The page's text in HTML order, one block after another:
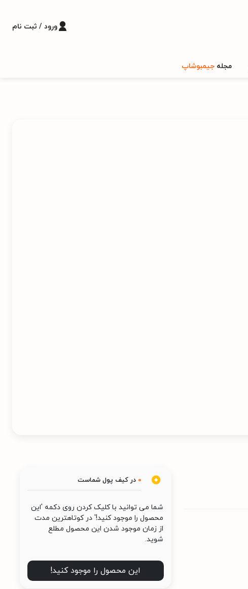
ورود / ثبت نام
مجله جیمبوشاپ
0 در کیف پول شماست
شما می توانید با کلیک کردن روی دکمه 'این
محصول را موجود کنید!' در کوتاهترین مدت
از زمان موجود شدن این محصول مطلع
شوید.
این محصول را موجود کنید!